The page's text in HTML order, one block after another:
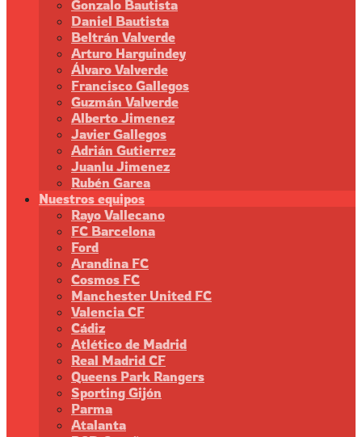
Gonzalo Bautista
Daniel Bautista
Beltrán Valverde
Arturo Harguindey
Álvaro Valverde
Francisco Gallegos
Guzmán Valverde
Alberto Jimenez
Javier Gallegos
Adrián Gutierrez
Juanlu Jimenez
Rubén Garea
Nuestros equipos
Rayo Vallecano
FC Barcelona
Ford
Arandina FC
Cosmos FC
Manchester United FC
Valencia CF
Cádiz
Atlético de Madrid
Real Madrid CF
Queens Park Rangers
Sporting Gijón
Parma
Atalanta